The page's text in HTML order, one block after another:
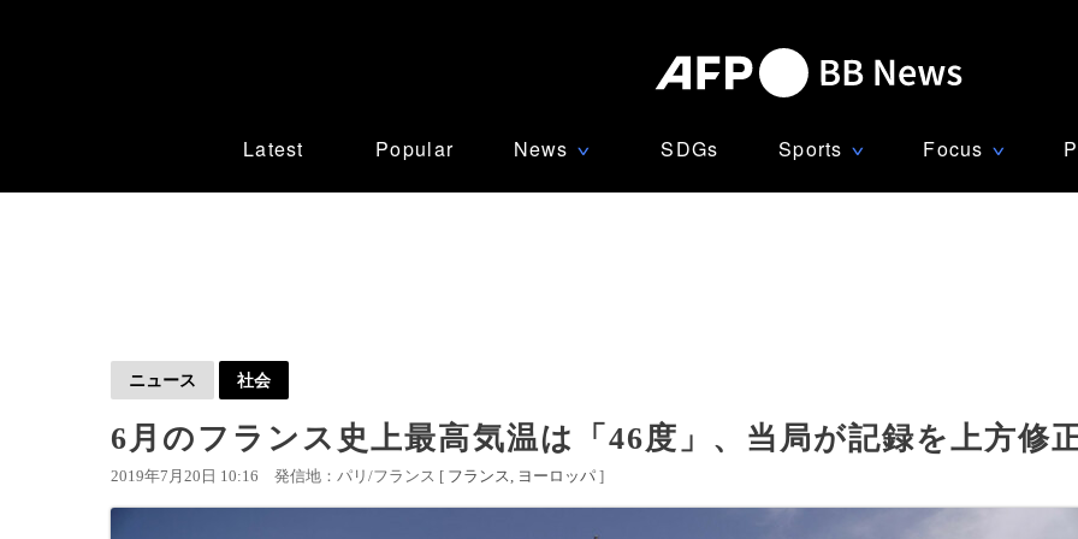
Latest Popular News ∨ SDGs Sports ∨ Focus ∨
ニュース 社会
6月のフランス史上最高気温は「46度」、当局が記録を上方修
2019年7月20日 10:16 発信地：パリ/フランス [ フランス ヨーロッパ ]